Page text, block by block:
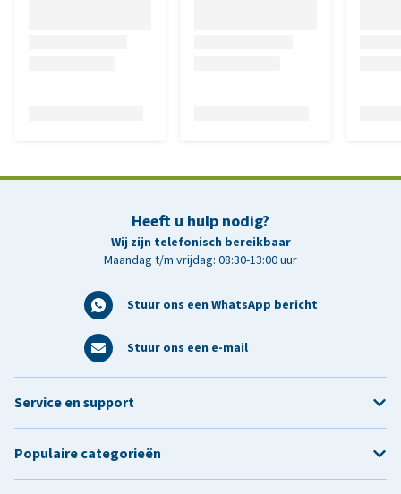
Heeft u hulp nodig?
Wij zijn telefonisch bereikbaar
Maandag t/m vrijdag: 08:30-13:00 uur
Stuur ons een WhatsApp bericht
Stuur ons een e-mail
Service en support
Populaire categorieën